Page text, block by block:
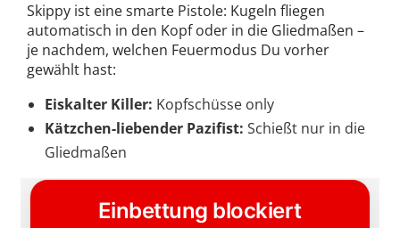
Skippy ist eine smarte Pistole: Kugeln fliegen
automatisch in den Kopf oder in die Gliedmaßen –
je nachdem, welchen Feuermodus Du vorher
gewählt hast:
Eiskalter Killer: Kopfschüsse only
Kätzchen-liebender Pazifist: Schießt nur in die
Gliedmaßen